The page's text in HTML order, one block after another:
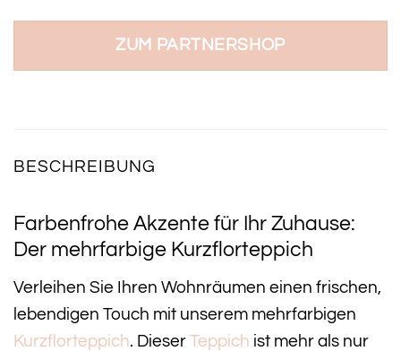
ZUM PARTNERSHOP
BESCHREIBUNG
Farbenfrohe Akzente für Ihr Zuhause:
Der mehrfarbige Kurzflorteppich
Verleihen Sie Ihren Wohnräumen einen frischen,
lebendigen Touch mit unserem mehrfarbigen
Kurzflorteppich. Dieser Teppich ist mehr als nur